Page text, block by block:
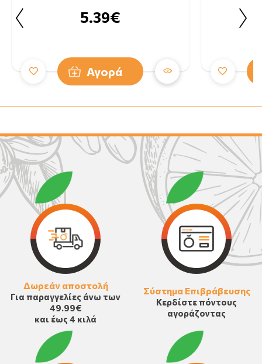
5.39€
Αγορά
Δωρεάν αποστολή
Για παραγγελίες άνω των
49.99€
και έως 4 κιλά
Σύστημα Επιβράβευσης
Κερδίστε πόντους
αγοράζοντας